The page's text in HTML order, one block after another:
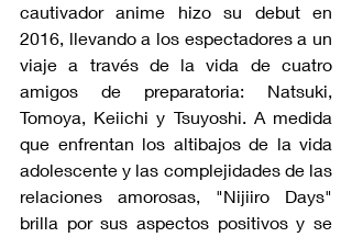
cautivador anime hizo su debut en
2016, llevando a los espectadores a un
viaje a través de la vida de cuatro
amigos de preparatoria: Natsuki,
Tomoya, Keiichi y Tsuyoshi. A medida
que enfrentan los altibajos de la vida
adolescente y las complejidades de las
relaciones amorosas, "Nijiiro Days"
brilla por sus aspectos positivos y se